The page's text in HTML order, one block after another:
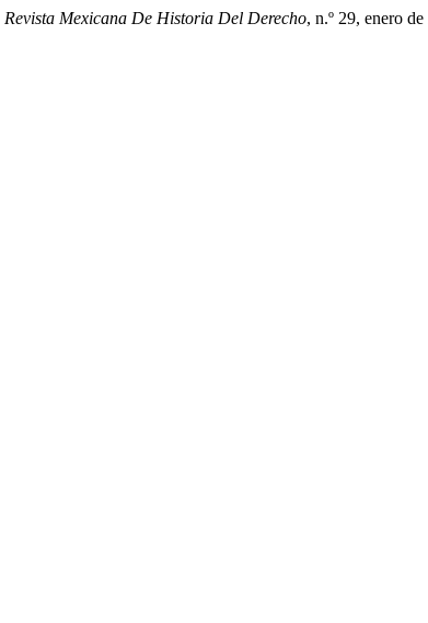
Revista Mexicana De Historia Del Derecho, n.º 29, enero